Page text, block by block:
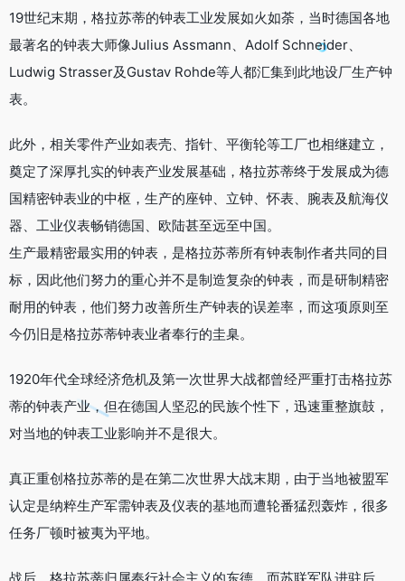
19世纪末期，格拉苏蒂的钟表工业发展如火如荼，当时德国各地
最著名的钟表大师像Julius Assmann、Adolf Schneider、
Ludwig Strasser及Gustav Rohde等人都汇集到此地设厂生产钟
表。
此外，相关零件产业如表壳、指针、平衡轮等工厂也相继建立，
奠定了深厚扎实的钟表产业发展基础，格拉苏蒂终于发展成为德
国精密钟表业的中枢，生产的座钟、立钟、怀表、腕表及航海仪
器、工业仪表畅销德国、欧陆甚至远至中国。
生产最精密最实用的钟表，是格拉苏蒂所有钟表制作者共同的目
标，因此他们努力的重心并不是制造复杂的钟表，而是研制精密
耐用的钟表，他们努力改善所生产钟表的误差率，而这项原则至
今仍旧是格拉苏蒂钟表业者奉行的圭臬。
1920年代全球经济危机及第一次世界大战都曾经严重打击格拉苏
蒂的钟表产业，但在德国人坚忍的民族个性下，迅速重整旗鼓，
对当地的钟表工业影响并不是很大。
真正重创格拉苏蒂的是在第二次世界大战末期，由于当地被盟军
认定是纳粹生产军需钟表及仪表的基地而遭轮番猛烈轰炸，很多
任务厂顿时被夷为平地。